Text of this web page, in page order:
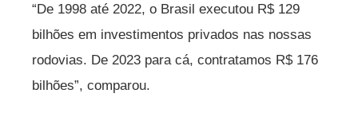
“De 1998 até 2022, o Brasil executou R$ 129
bilhões em investimentos privados nas nossas
rodovias. De 2023 para cá, contratamos R$ 176
bilhões”, comparou.